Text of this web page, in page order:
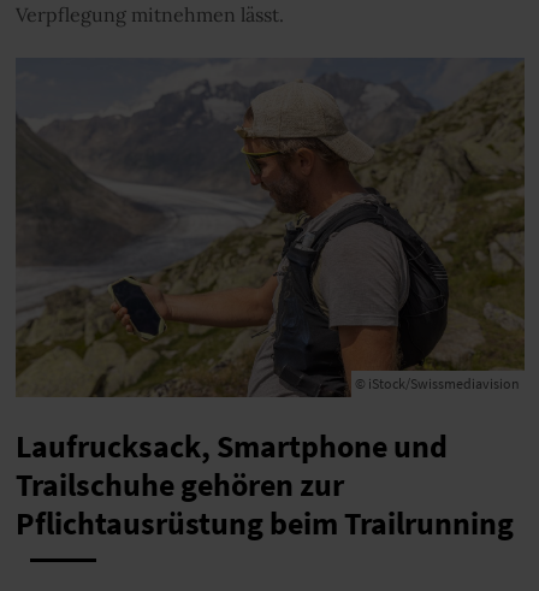
Verpflegung mitnehmen lässt.
© iStock/Swissmediavision
Laufrucksack, Smartphone und
Trailschuhe gehören zur
Pflichtausrüstung beim Trailrunning